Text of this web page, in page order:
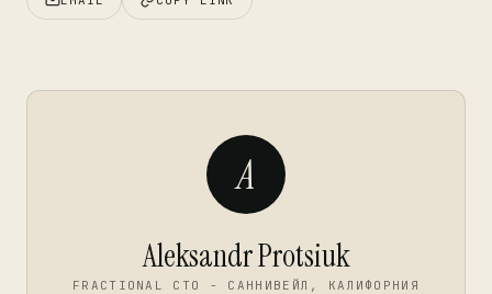
A
Aleksandr Protsiuk
FRACTIONAL CTO - САННИВЕЙЛ, КАЛИФОРНИЯ